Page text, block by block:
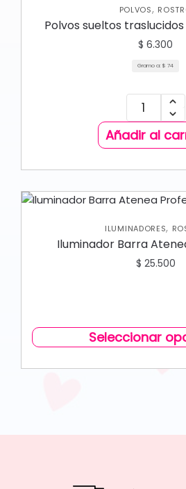
POLVOS,
Polvos sueltos
$ 6.300
Gramo a: $ 74
Añadir al
ILUMINADORES,
Iluminador Barra
$ 25.500
Seleccionar